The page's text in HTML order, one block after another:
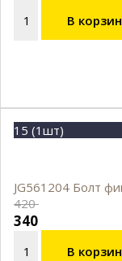
В
15 (1шт)
JG561204 Болт
420
340
В